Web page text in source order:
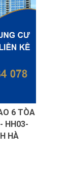
6 TÒA
HH03-
HÀ